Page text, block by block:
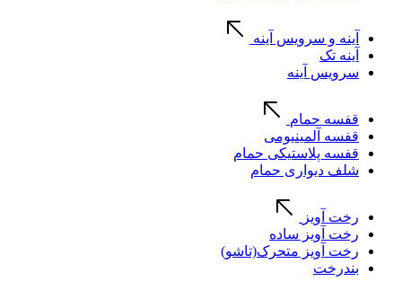
آینه و سرویس آینه
آینه تک
سرویس آینه
قفسه حمام
قفسه آلمینیومی
قفسه پلاستیکی حمام
شلف دیواری حمام
رخت آویز
رخت آویز ساده
رخت آویز متحرک(تاشو)
بندرخت